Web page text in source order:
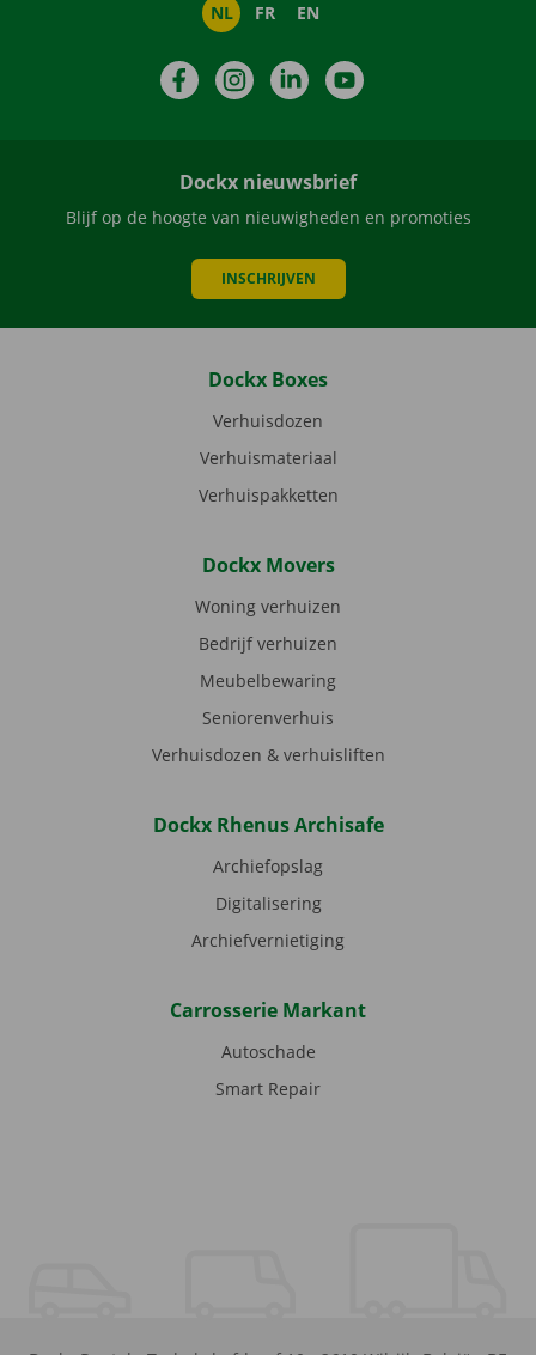
NL FR EN
FacebookInstagramLinkedIn
Dockx nieuwsbrief
Blijf op de hoogte van nieuwigheden en promoties
INSCHRIJVEN
Dockx Boxes
Verhuisdozen
Verhuismateriaal
Verhuispakketten
Dockx Movers
Woning verhuizen
Bedrijf verhuizen
Meubelbewaring
Seniorenverhuis
Verhuisdozen & verhuisliften
Dockx Rhenus Archisafe
Archiefopslag
Digitalisering
Archiefvernietiging
Carrosserie Markant
Autoschade
Smart Repair